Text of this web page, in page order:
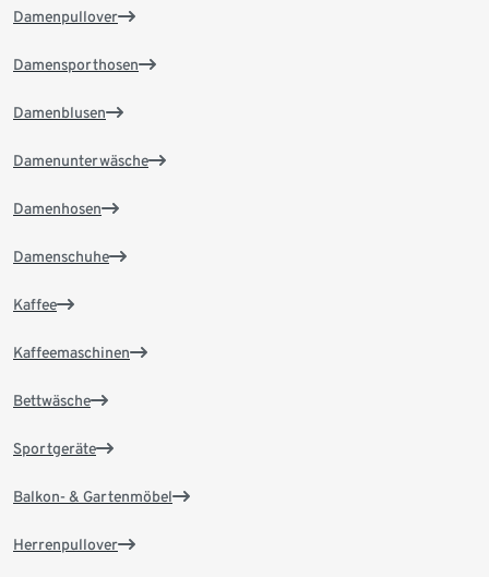
Damenpullover
Damensporthosen
Damenblusen
Damenunterwäsche
Damenhosen
Damenschuhe
Kaffee
Kaffeemaschinen
Bettwäsche
Sportgeräte
Balkon- & Gartenmöbel
Herrenpullover